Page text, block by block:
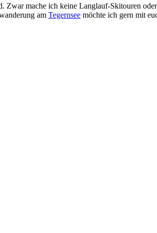
mache ich keine Langlauf-Skitouren
am Tegernsee möchte ich gern mit